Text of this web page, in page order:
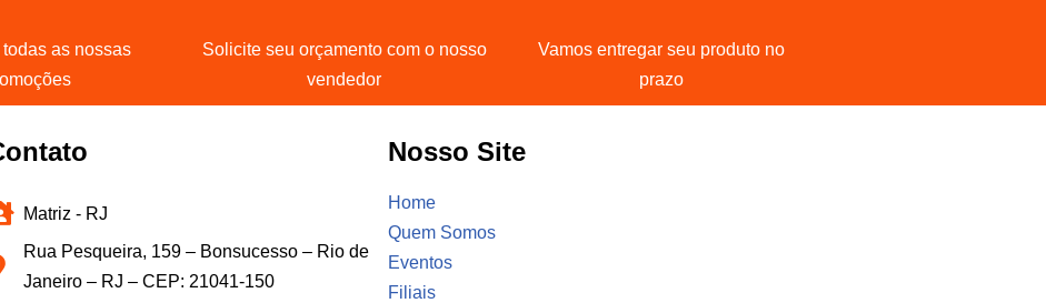
as nossas
Solicite seu orçamento com o nosso
vendedor
Vamos entregar seu produto no
prazo
Matriz - RJ
Rua Pesqueira, 159 – Bonsucesso – Rio de
Janeiro – RJ – CEP: 21041-150
Nosso Site
Home
Quem Somos
Eventos
Filiais